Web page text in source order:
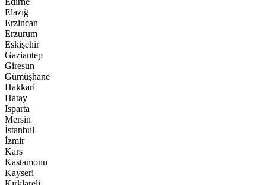
Elazığ
Erzincan
Erzurum
Eskişehir
Gaziantep
Giresun
Gümüşhane
Hakkari
Hatay
Isparta
Mersin
İstanbul
İzmir
Kars
Kastamonu
Kayseri